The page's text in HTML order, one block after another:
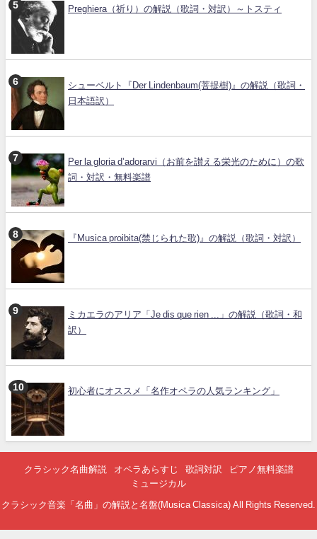
Preghiera（祈り）の解説（歌詞・対訳）～トスティ
シューベルト『Der Lindenbaum(菩提樹)』の解説（歌詞・
日本語訳）
Per la gloria d’adorarvi（お前を讃える栄光のために）の歌
詞・対訳・無料楽譜
『Musica proibita(禁じられた歌)』の解説（歌詞・対訳）
ミカエラのアリア「Je dis que rien ...」の解説（歌詞・和
訳）
初心者にオススメ「名作オペラの人気ランキング」
クラシック名曲解説 オペラあらすじ 歌詞対訳
ピアノ無料楽譜
ミュージカル
クラシック音楽「名曲」の解説と名盤(Musica Classica) All Rights Reserved.